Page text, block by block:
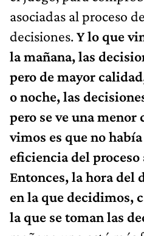
asociadas al proceso
decisiones.Y lo que
la mañana, las
pero de mayor
o noche, las
pero se ve una menor
vimos es que no
eficiencia del
Entonces, la hora del
en la que decidimos,
la que se toman las